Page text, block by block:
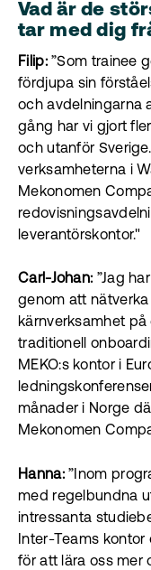
Vad är de
tar med dig
Filip:”Som trainee
fördjupa sin
och avdelningarna
gång har vi gjort
och utanför
verksamheterna i
Mekonomen
leverantörskontor."
Carl-Johan:”Jag
genom att
kärnverksamhet
traditionell
MEKO:s kontor i
månader i Norge
Mekonomen
Hanna:”Inom
med regelbundna
intressanta
Inter-Teams
för att lära oss mer